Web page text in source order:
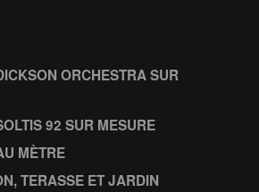
ORCHESTRA SUR
92 SUR MESURE
MÈTRE
TERASSE ET JARDIN